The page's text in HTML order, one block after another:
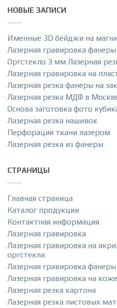
НОВЫЕ ЗАПИСИ
Именные 3D бейджи на
Лазерная гравировка фанеры
Оргстекло 3 мм Лазерная
Лазерная гравировка на
Лазерная резка фанеры на
Лазерная резка МДФ в
Основа заготовка фото
Лазерная резка нашивок
Перфорация ткани лазером
Лазерная резка из фанеры
СТРАНИЦЫ
Главная страница
Каталог продукции
Контактная информация
Лазерная гравировка
Лазерная гравировка на
оргстекла
Лазерная гравировка
Лазерная гравировка на коже
Лазерная резка картона
Лазерная резка листовых